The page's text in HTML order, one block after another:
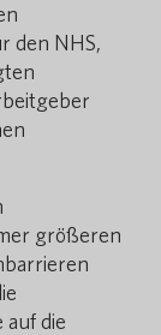
den NHS,
größeren
die